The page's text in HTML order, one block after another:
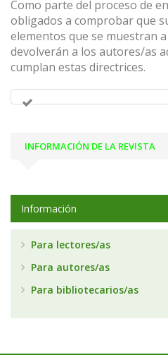
Como parte del proceso de
obligados a comprobar que
elementos que se muestran
devolverán a los autores/as
cumplan estas directrices.
INFORMACIÓN DE LA REVISTA
Información
Para lectores/as
Para autores/as
Para bibliotecarios/as